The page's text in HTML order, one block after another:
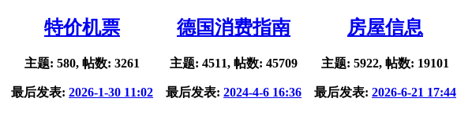
特价机票
主题: 580, 帖数: 3261
最后发表: 2026-1-30 11:02
德国消费指南
主题: 4511, 帖数: 45709
最后发表: 2024-4-6 16:36
房屋信息
主题: 5922, 帖数: 19101
最后发表: 2026-6-21 17:44